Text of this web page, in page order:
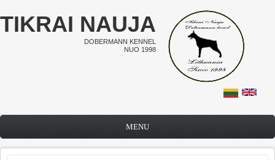
Pereiti į pagrindinį turinį
TIKRAI NAUJA
DOBERMANN KENNEL
NUO 1998
MENU